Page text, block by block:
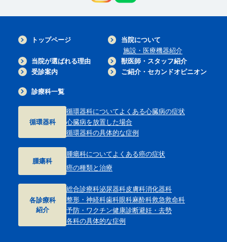
トップページ
当院について
施設・医療機器紹介
当院が選ばれる理由
獣医師・スタッフ紹介
受診案内
ご紹介・セカンドオピニオン
診療科一覧
循環器科
循環器科について よくある心臓病の症状
心臓病を放置した場合
循環器科の具体的な症例
腫瘍科
腫瘍科について よくある癌の症状
癌の種類と治療
各診療科
紹介
総合診療科泌尿器科皮膚科消化器科
整形・神経科歯科眼科麻酔科救急救命科
予防・ワクチン健康診断避妊・去勢
各科の具体的な症例